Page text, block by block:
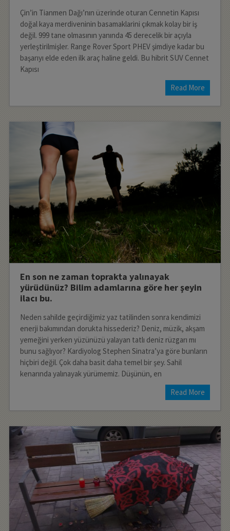
Çin’in Tianmen Dağı’nın üzerinde oturan Cennetin Kapısı
doğal kaya merdiveninin basamaklarini çıkmak kolay bir iş
değil. 999 tane olmasının yanında 45 derecelik bir açıyla
yerleştirilmişler. Range Rover Sport PHEV şimdiye kadar bu
başarıyı elde eden ilk araç haline geldi. Bu hibrit SUV Cennet
Kapısı
Read More
En son ne zaman toprakta yalınayak
yürüdünüz? Bilim adamlarına göre her şeyin
ilacı bu.
Neden sahilde geçirdiğimiz yaz tatilinden sonra kendimizi
enerji bakımından dorukta hissederiz? Deniz, müzik, akşam
yemeğini yerken yüzünüzü yalayan tatlı deniz rüzgarı mı
bunu sağlıyor? Kardiyolog Stephen Sinatra’ya göre bunların
hiçbiri değil. Çok daha basit daha temel bir şey. Sahil
kenarında yalınayak yürümemiz. Düşünün, en
Read More